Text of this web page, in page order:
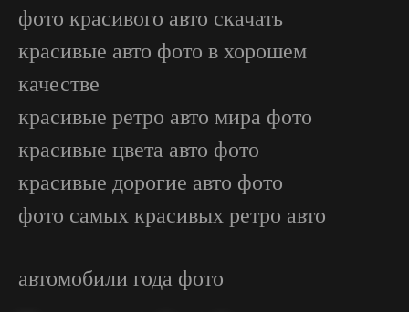
фото красивого авто скачать
красивые авто фото в хорошем
качестве
красивые ретро авто мира фото
красивые цвета авто фото
красивые дорогие авто фото
фото самых красивых ретро авто
автомобили года фото